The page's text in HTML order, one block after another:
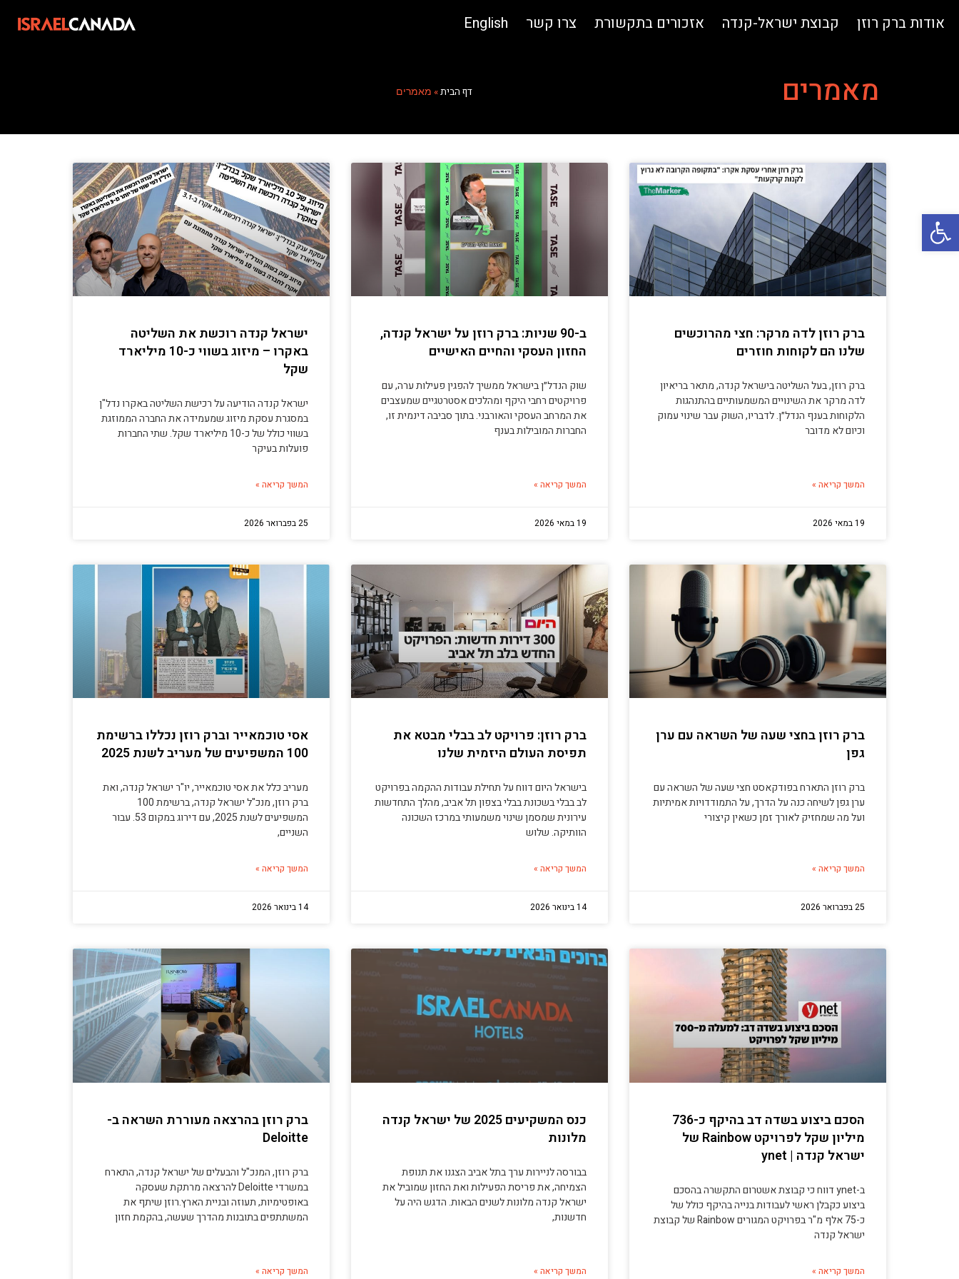
פתח סרגל נגישות
אודות ברק רוזן קבוצת ישראל-קנדה אזכורים בתקשורת צרו קשר English
מאמרים דף הבית» מאמרים
ברק רוזן לדה מרקר: חצי מהרוכשים
שלנו הם לקוחות חוזרים
ברק רוזן, בעל השליטה בישראל קנדה, מתאר בריאיון
לדה מרקר את השינויים המשמעותיים בהתנהגות
הלקוחות בענף הנדל״ן. לדבריו, השוק עבר שינוי עמוק
וכיום לא מדובר
המשך קריאה »
19 במאי 2026
ב-90 שניות: ברק רוזן על ישראל קנדה,
החזון העסקי והחיים האישיים
שוק הנדל״ן בישראל ממשיך להפגין פעילות ערה, עם
פרויקטים רחבי היקף ומהלכים אסטרטגיים שמעצבים
את המרחב העסקי והאורבני. בתוך סביבה דינמית זו,
החברות המובילות בענף
המשך קריאה »
19 במאי 2026
ישראל קנדה רוכשת את השליטה
באקרו – מיזוג בשווי כ-10 מיליארד
שקל
ישראל קנדה הודיעה על רכישת השליטה באקרו נדל"ן
במסגרת עסקת מיזוג שמעמידה את החברה הממוזגת
בשווי כולל של כ-10 מיליארד שקל. שתי החברות
פועלות בעיקר
המשך קריאה »
25 בפברואר 2026
ברק רוזן בחצי שעה של השראה עם ערן
גפן
ברק רוזן התארח בפודקאסט חצי שעה של השראה עם
ערן גפן לשיחה כנה על הדרך, על התמודדויות אמיתיות
ועל מה שמחזיק לאורך זמן כשאין קיצורי
המשך קריאה »
25 בפברואר 2026
ברק רוזן: פרויקט לב בבלי מבטא את
תפיסת העולם היזמית שלנו
בישראל היום דווח על תחילת עבודות ההקמה בפרויקט
לב בבלי בשכונת בבלי בצפון תל אביב, מהלך התחדשות
עירונית שמסמן שינוי משמעותי במרכז השכונה
הוותיקה. שלוש
המשך קריאה »
14 בינואר 2026
אסי טוכמאייר וברק רוזן נכללו ברשימת
100 המשפיעים של מעריב לשנת 2025
מעריב כלל את אסי טוכמאייר, יו"ר ישראל קנדה, ואת
ברק רוזן, מנכ"ל ישראל קנדה, ברשימת 100
המשפיעים לשנת 2025, עם דירוג במקום 53. עבור
השניים,
המשך קריאה »
14 בינואר 2026
הסכם ביצוע בשדה דב בהיקף כ-736
מיליון שקל לפרויקט Rainbow של
ישראל קנדה | ynet
ב-ynet דווח כי קבוצת אשטרום התקשרה בהסכם
ביצוע כקבלן ראשי לעבודות בנייה בהיקף כולל של
כ-75 אלף מ"ר בפרויקט המגורים Rainbow של קבוצת
ישראל קנדה
המשך קריאה »
כנס המשקיעים 2025 של ישראל קנדה
מלונות
בבורסה לניירות ערך בתל אביב הצגנו את תנופת
הצמיחה, את פריסת הפעילות ואת החזון שמוביל את
ישראל קנדה מלונות לשנים הבאות. הדגש היה על
חדשנות,
המשך קריאה »
ברק רוזן בהרצאה מעוררת השראה ב-
Deloitte
ברק רוזן, המנכ"ל והבעלים של ישראל קנדה, התארח
במשרדי Deloitte להרצאה מרתקת שעסקה
באופטימיות, תעוזה ובניית הארץ.רוזן שיתף את
המשתתפים בתובנות מהדרך שעשה, בהקמת חזון
המשך קריאה »